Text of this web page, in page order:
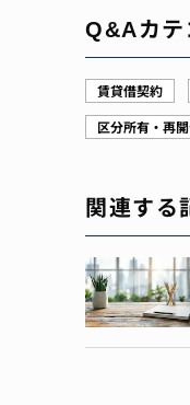
Q&Aカテ
賃貸借契約
区分所有・再
関連する